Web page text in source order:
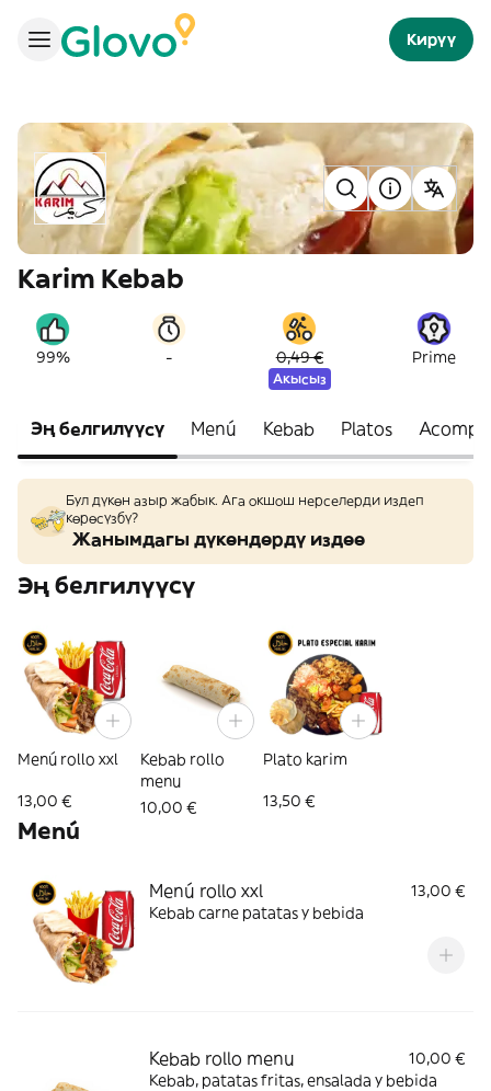
Кирүү
Karim Kebab
99% - 0,49 €
Акысыз
Prime
Эң белгилүүсү Menú Kebab Platos
Бул дүкөн азыр жабык. Ага окшош нерселерди издеп
көрөсүзбү?
Жанымдагы дүкөндөрдү издөө
Эң белгилүүсү
Menú rollo xxl
13,00 €
Kebab rollo
menu
10,00 €
Plato karim
13,50 €
Menú
Menú rollo xxl
13,00 €
Kebab carne patatas y bebida
Kebab rollo menu
10,00 €
Kebab, patatas fritas, ensalada y bebida